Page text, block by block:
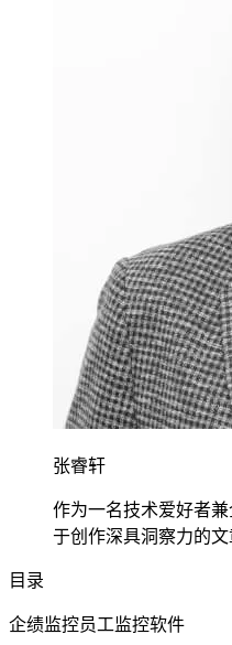
张睿轩
作为一名技术爱好者
于创作深具洞察力的文
目录
企绩监控员工监控软件